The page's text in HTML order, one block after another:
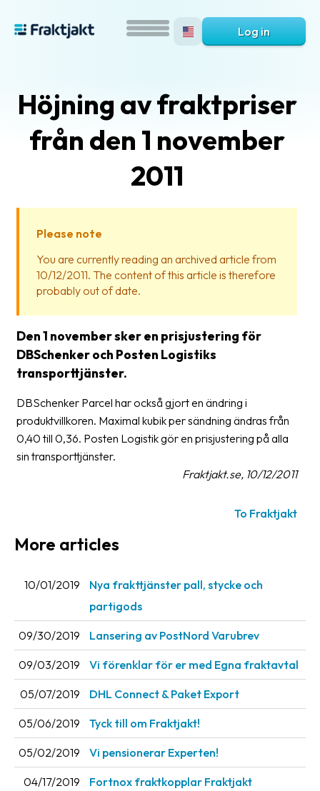
is
Help?
Glossary
Packing
Shipping
documents
Printer
settings
terms
Pickups
Manuals
Downloads
Barcode
scanner
Support
About
company
Log in
Höjning av fraktpriser
från den 1 november
2011
Please note
You are currently reading an archived article from
10/12/2011. The content of this article is therefore
probably out of date.
Den 1 november sker en prisjustering för
DBSchenker och Posten Logistiks
transporttjänster.
DBSchenker Parcel har också gjort en ändring i
produktvillkoren. Maximal kubik per sändning ändras från
0,40 till 0,36. Posten Logistik gör en prisjustering på alla
sin transporttjänster.
Fraktjakt.se, 10/12/2011
To Fraktjakt
More articles
10/01/2019
Nya frakttjänster pall, stycke och
partigods
09/30/2019 Lansering av PostNord Varubrev
09/03/2019 Vi förenklar för er med Egna fraktavtal
05/07/2019 DHL Connect & Paket Export
05/06/2019 Tyck till om Fraktjakt!
05/02/2019 Vi pensionerar Experten!
04/17/2019 Fortnox fraktkopplar Fraktjakt